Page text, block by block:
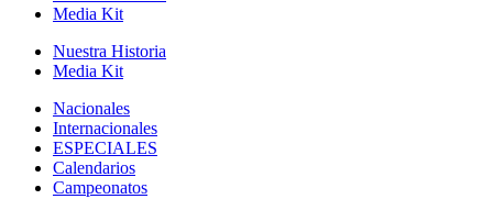
Media Kit
Nuestra Historia
Media Kit
Nacionales
Internacionales
ESPECIALES
Calendarios
Campeonatos